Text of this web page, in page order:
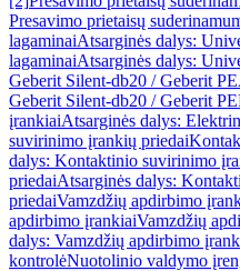
Presavimo prietaisų
lagaminaiAtsarginės dalys:
lagaminaiAtsarginės dalys:
Geberit Silent-db20 / Geberit PE
Geberit Silent-db20 / Geberit PE
įrankiaiAtsarginės dalys:
suvirinimo įrankių priedai
dalys: Kontaktinio suvirinimo
priedaiAtsarginės dalys:
priedaiVamzdžių apdirbimo
apdirbimo įrankiaiVamzdžių
dalys: Vamzdžių apdirbimo
kontrolėNuotolinio valdymo